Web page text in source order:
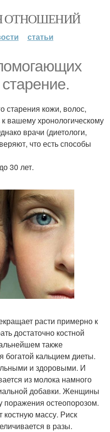
ОТНОШЕНИЙ
статьи
старения кожи, волос,
к вашему хронологическому
врачи (диетологи,
что есть способы
30 лет.
расти примерно к
достаточно костной
также
богатой кальцием диеты.
и здоровыми. И
из молока намного
добавки. Женщины
остеопорозом.
массу. Риск
в разы.